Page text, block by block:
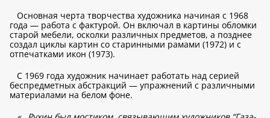
Основная черта творчества художника начиная с 1968
года — работа с фактурой. Он включал в картины обломки
старой мебели, осколки различных предметов, а позднее
создал циклы картин со старинными рамами (1972) и с
отпечатками икон (1973).
С 1969 года художник начинает работать над серией
беспредметных абстракций — упражнений с различными
материалами на белом фоне.